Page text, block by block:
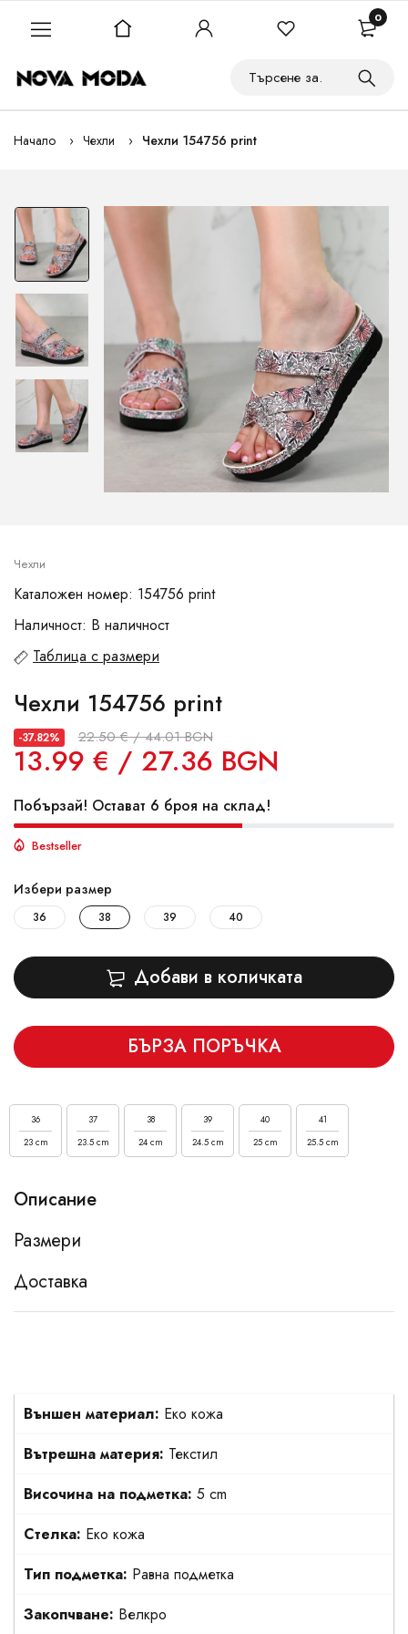
Начало Чехли Чехли 154756 print
Чехли
Каталожен номер: 154756 print
Наличност: В наличност
Таблица с размери
Чехли 154756 print
-37.82% 22.50 € / 44.01 BGN
13.99 € / 27.36 BGN
Побързай! Остават 6 броя на склад!
Bestseller
Избери размер
36 38 39 40
Добави в количката
БЪРЗА ПОРЪЧКА
36
23 cm
37
23.5 cm
38
24 cm
39
24.5 cm
40
25 cm
41
25.5 cm
Описание
Размери
Доставка
Външен материал: Еко кожа
Вътрешна материя: Текстил
Височина на подметка: 5 cm
Стелка: Еко кожа
Тип подметка: Равна подметка
Закопчване: Велкро
0